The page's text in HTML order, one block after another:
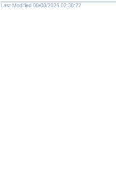
Last Modified 08/08/2026 02:38:22